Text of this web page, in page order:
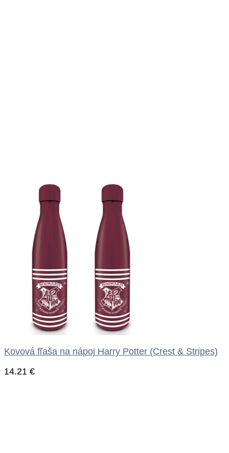
Kovová fľaša na nápoj Harry Potter (Crest & Stripes)
14.21 €